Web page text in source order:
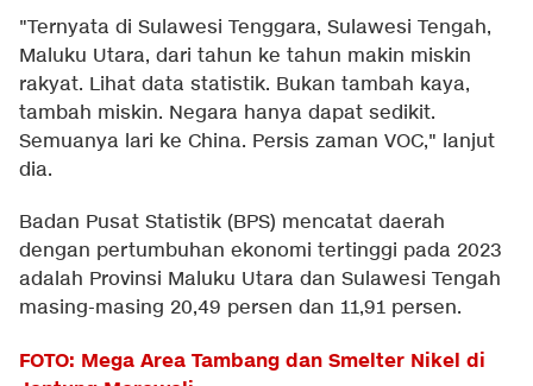
"Ternyata di Sulawesi Tenggara, Sulawesi Tengah,
Maluku Utara, dari tahun ke tahun makin miskin
rakyat. Lihat data statistik. Bukan tambah kaya,
tambah miskin. Negara hanya dapat sedikit.
Semuanya lari ke China. Persis zaman VOC," lanjut
dia.
Badan Pusat Statistik (BPS) mencatat daerah
dengan pertumbuhan ekonomi tertinggi pada 2023
adalah Provinsi Maluku Utara dan Sulawesi Tengah
masing-masing 20,49 persen dan 11,91 persen.
FOTO: Mega Area Tambang dan Smelter Nikel di